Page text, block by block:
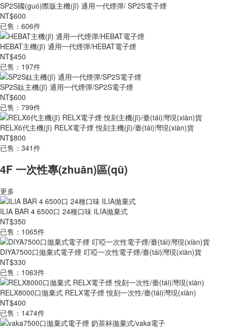
SP2S國(guó)際版主機(jī) 通用一代煙彈/ SP2S電子煙
NT$600
已售：606件
HEBAT主機(jī) 通用一代煙彈/HEBAT電子煙
NT$450
已售：197件
SP2S鈦主機(jī) 通用一代煙彈/SP2S電子煙
NT$600
已售：799件
RELX6代主機(jī) RELX電子煙 悅刻主機(jī)/臺(tái)灣現(xiàn)貨
NT$800
已售：341件
4F 一次性專(zhuān)區(qū)
更多
ILIA BAR 4 6500口 24種口味 ILIA拋棄式
NT$350
已售：1065件
DIYA7500口拋棄式電子煙 叮啞一次性電子煙/臺(tái)灣現(xiàn)貨
NT$330
已售：1063件
RELX8000口拋棄式 RELX電子煙 悅刻一次性/臺(tái)灣現(xiàn)
NT$400
已售：1474件